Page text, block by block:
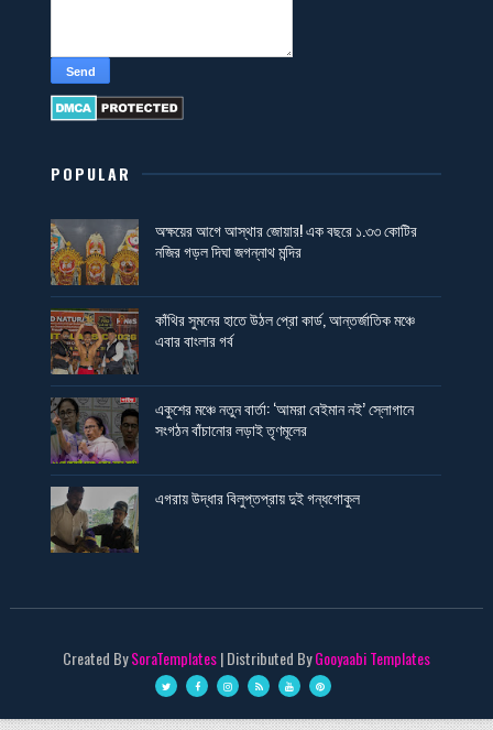
POPULAR
অক্ষয়ের আগে আস্থার জোয়ার! এক বছরে ১.৩৩ কোটির
নজির গড়ল দিঘা জগন্নাথ মন্দির
কাঁথির সুমনের হাতে উঠল প্রো কার্ড, আন্তর্জাতিক মঞ্চে
এবার বাংলার গর্ব
একুশের মঞ্চে নতুন বার্তা: ‘আমরা বেইমান নই’ স্লোগানে
সংগঠন বাঁচানোর লড়াই তৃণমূলের
এগরায় উদ্ধার বিলুপ্তপ্রায় দুই গন্ধগোকুল
Created BySoraTemplates| Distributed ByGooyaabi Templates